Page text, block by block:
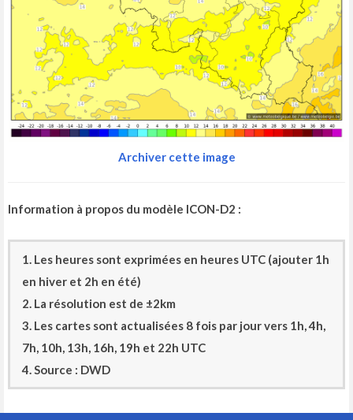
Archiver cette image
Information à propos du modèle ICON-D2 :
1. Les heures sont exprimées en heures UTC (ajouter 1h
en hiver et 2h en été)
2. La résolution est de ±2km
3. Les cartes sont actualisées 8 fois par jour vers 1h, 4h,
7h, 10h, 13h, 16h, 19h et 22h UTC
4. Source : DWD